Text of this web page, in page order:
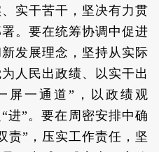
实干苦干，坚决有力贯
。要在统筹协调中促进
发展理念，坚持从实际
人民出政绩、以实干出
屏一通道”，以政绩观
进”。要在周密安排中确
责”，压实工作责任，坚